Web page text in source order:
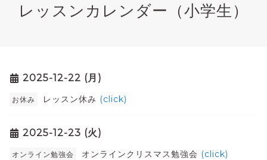
レッスンカレンダー（小学生）
2025-12-22 (月)
お休み レッスン休み (click)
2025-12-23 (火)
オンライン勉強会 オンラインクリスマス勉強会 (click)